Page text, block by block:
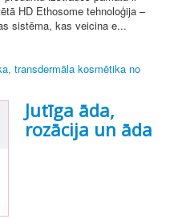
HD Ethosome tehnoloģija –
sistēma, kas veicina e...
transdermāla kosmētika no
Jutīga āda,
rozācija un āda